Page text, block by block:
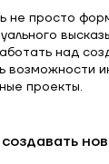
не просто
над
возможности
проекты.